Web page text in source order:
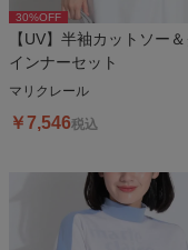
30%OFF
【UV】半袖カットソー
インナーセット
マリクレール
￥7,546税込